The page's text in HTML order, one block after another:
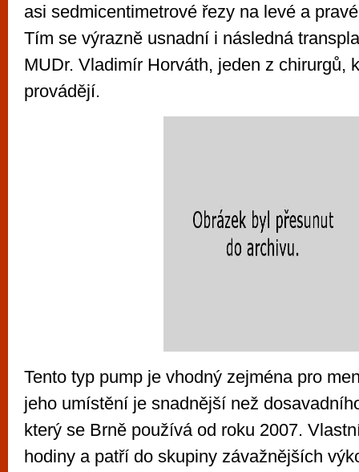
asi sedmicentimetrové řezy na levé a
Tím se výrazně usnadní i následná
MUDr. Vladimír Horváth, jeden z chirurgů,
provádějí.
Tento typ pump je vhodný zejména pro
jeho umístění je snadnější než
který se Brně používá od roku 2007.
hodiny a patří do skupiny závažnějších